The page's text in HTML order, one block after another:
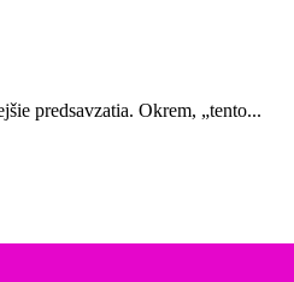
predsavzatia. Okrem, „tento...